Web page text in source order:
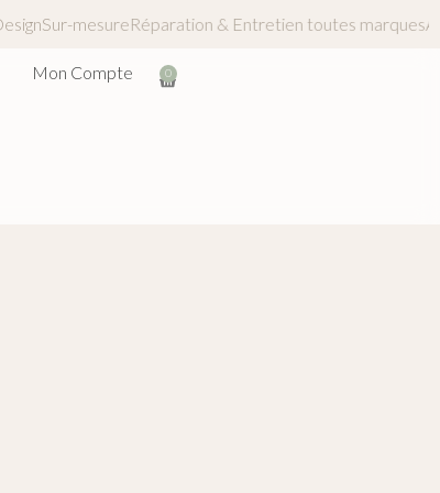
& DesignSur-mesureRéparation & Entretien toutes
Mon Compte 0